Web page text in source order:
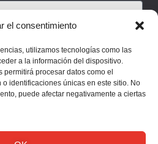
el consentimiento
utilizamos tecnologías como las
a la información del dispositivo.
permitirá procesar datos como el
identificaciones únicas en este sitio. No
puede afectar negativamente a ciertas